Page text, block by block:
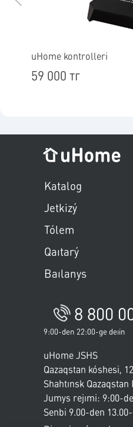
uHome kontrolleri
59 000 тг
uHome JSHS
Qazaqstan kóshesi,
Shahtınsk Qazaqstan
Jumys rejımi: 9:00-
Senbi 9.00-den
8 800
9:00-den 22:00-ge deıin
Katalog
Jetkizý
Tólem
Qaıtarý
Baılanys